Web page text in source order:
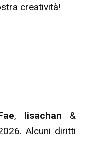
creatività!
, lisachan &
Alcuni diritti